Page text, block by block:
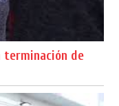
terminación de